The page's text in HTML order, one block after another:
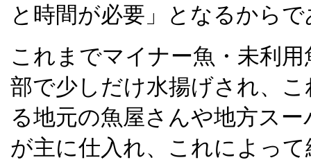
と時間が必要」となるから
これまでマイナー魚・未利
部で少しだけ水揚げされ、
る地元の魚屋さんや地方ス
が主に仕入れ、これによっ